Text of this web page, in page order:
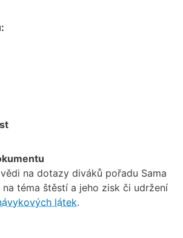
na dotazy diváků pořadu Sama
téma štěstí a jeho zisk či udržení
látek.